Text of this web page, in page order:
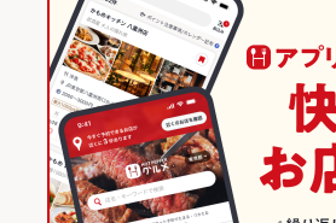
高崎 × 創作
高崎駅 × 居酒屋
高崎駅 × 和風
高崎駅 × 創作
群馬 × 居酒屋
群馬 × 和風
群馬 × 創作
群馬の居酒屋ランキング
高崎のグルメランキング
高崎の居酒屋ランキング
高崎駅のグルメランキング